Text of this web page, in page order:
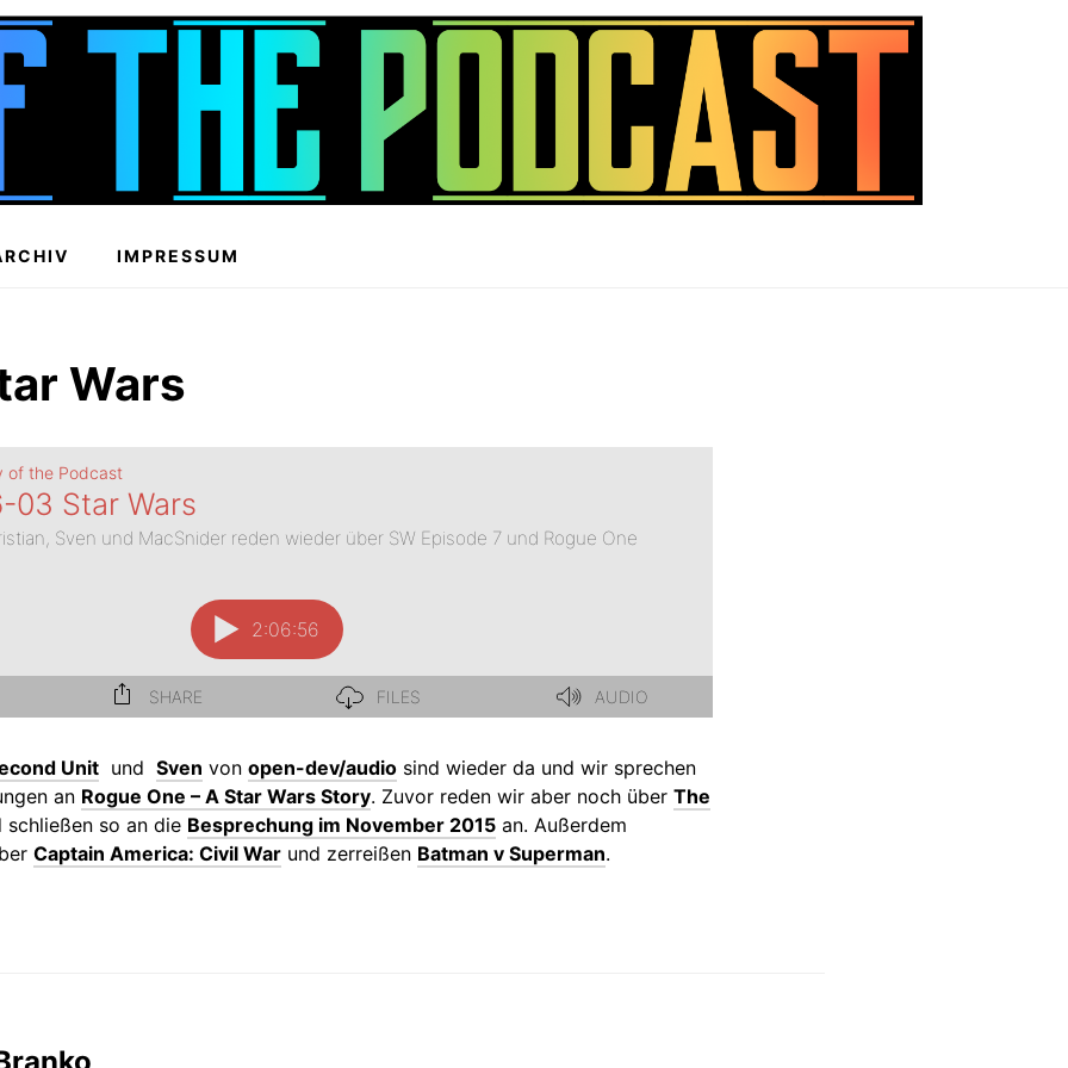
IMPRESSUM
Wars
Unit undSven vonopen-dev/audio sind wieder da und wir sprechen
an Rogue One – A Star Wars Story. Zuvor reden wir aber noch überThe
schließen so an die Besprechung im November 2015 an. Außerdem
Captain America: Civil War und zerreißen Batman v Superman.